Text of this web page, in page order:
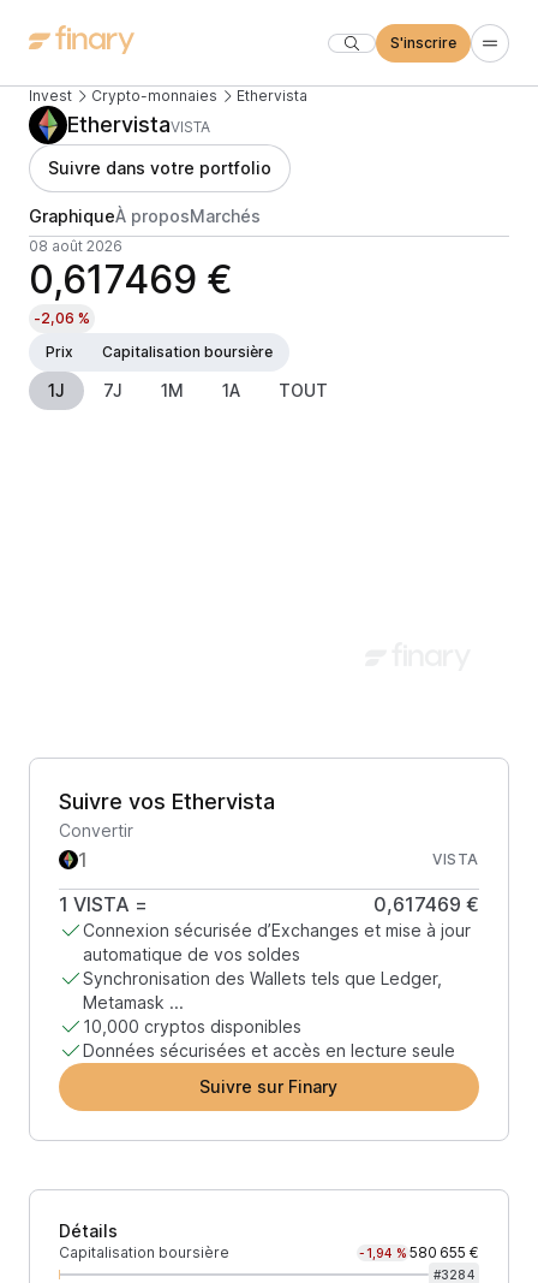
S'inscrire
Invest Crypto-monnaies Ethervista
EthervistaVISTA
Suivre dans votre portfolio
GraphiqueÀ proposMarchés
08 août 2026
0,617469 €
-2,06 %
Prix
Capitalisation boursière
1J 7J 1M 1A TOUT
Suivre vos Ethervista
Convertir
VISTA
1 VISTA = 0,617469 €
Connexion sécurisée d’Exchanges et mise à jour
automatique de vos soldes
Synchronisation des Wallets tels que Ledger,
Metamask ...
10,000 cryptos disponibles
Données sécurisées et accès en lecture seule
Suivre sur Finary
Détails
Capitalisation boursière -1,94 % 580 655 €
#3284